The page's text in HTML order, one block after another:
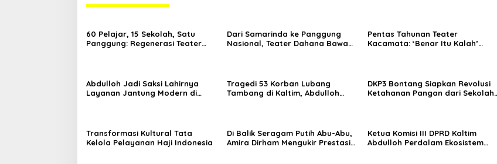
60 Pelajar, 15 Sekolah, Satu
Panggung: Regenerasi Teater
Dari Samarinda ke Panggung
Nasional, Teater Dahana Bawa
Pentas Tahunan Teater
Kacamata: ‘Benar Itu Kalah’
Abdulloh Jadi Saksi Lahirnya
Layanan Jantung Modern di
Tragedi 53 Korban Lubang
Tambang di Kaltim, Abdulloh
DKP3 Bontang Siapkan Revolusi
Ketahanan Pangan dari Sekolah,
Transformasi Kultural Tata
Kelola Pelayanan Haji Indonesia
Di Balik Seragam Putih Abu-Abu,
Amira Dirham Mengukir Prestasi
Ketua Komisi III DPRD Kaltim
Abdulloh Perdalam Ekosistem